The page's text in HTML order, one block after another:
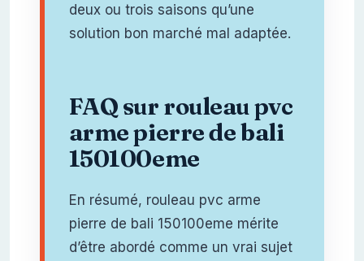
deux ou trois saisons qu’une
solution bon marché mal adaptée.
FAQ sur rouleau pvc
arme pierre de bali
150100eme
En résumé, rouleau pvc arme
pierre de bali 150100eme mérite
d’être abordé comme un vrai sujet